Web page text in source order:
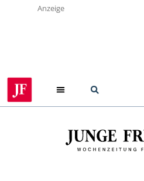
Anzeige